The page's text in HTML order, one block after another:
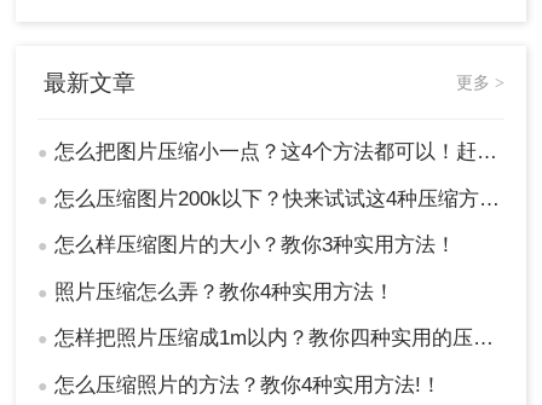
最新文章 更多 >
● 怎么把图片压缩小一点？这4个方法都可以！赶紧试试！
● 怎么压缩图片200k以下？快来试试这4种压缩方法!！
● 怎么样压缩图片的大小？教你3种实用方法！
● 照片压缩怎么弄？教你4种实用方法！
● 怎样把照片压缩成1m以内？教你四种实用的压缩方法！
● 怎么压缩照片的方法？教你4种实用方法!！